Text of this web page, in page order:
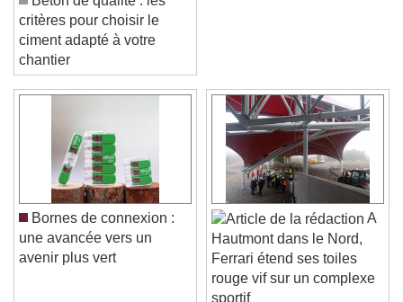
Video Player is loading.
Play Video
Play
Skip Backward
Skip Forward
Unmute
Current Time0:00
/
Duration
Béton de qualité : les
critères pour choisir le
ciment adapté à votre
chantier
Bornes de connexion :
une avancée vers un
Hautmont dans le Nord,
Ferrari étend ses toiles
rouge vif sur un complexe